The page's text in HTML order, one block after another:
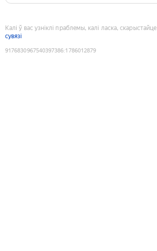
Калі ў вас узніклі праблемы, калі ласка, скарыстайце
сувязі
9176830967540397386:1786012879